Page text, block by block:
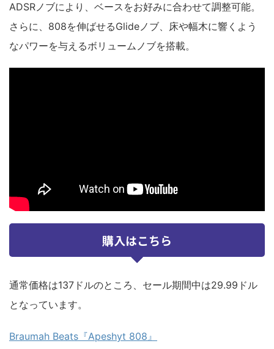
ADSRノブにより、ベースをお好みに合わせて調整可能。
さらに、808を伸ばせるGlideノブ、床や幅木に響くよう
なパワーを与えるボリュームノブを搭載。
購入はこちら
通常価格は137ドルのところ、セール期間中は29.99ドル
となっています。
Braumah Beats『Apeshyt 808』